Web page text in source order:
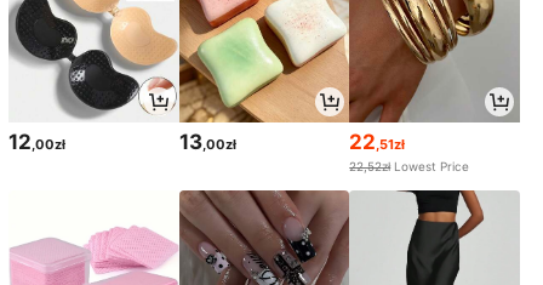
12 ,00zł 13,00zł 22 ,51zł
22,52zł Lowest Price